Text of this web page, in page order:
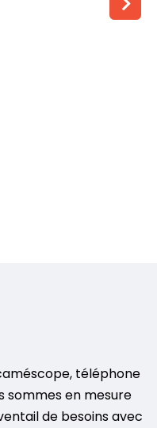
téléphone
sommes en mesure
de besoins avec